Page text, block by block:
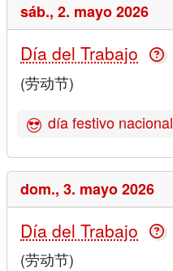
sáb., 2. mayo 2026
Día del Trabajo
(劳动节)
día festivo nacional
dom., 3. mayo 2026
Día del Trabajo
(劳动节)